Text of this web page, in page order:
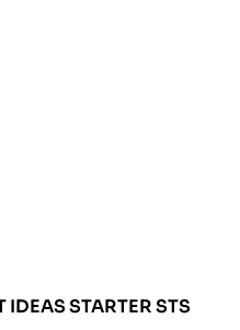
IDEAS STARTER STS